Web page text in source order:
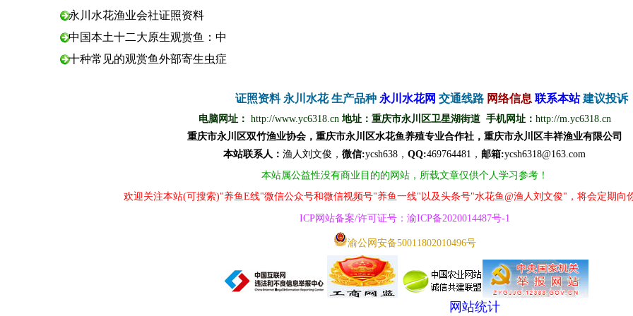
永川水花渔业会社证照资料
中国本土十二大原生观赏鱼：中
十种常见的观赏鱼外部寄生虫症
电脑网址： http://www.yc6318.cn 地址：重庆市永川区卫星湖街道 手机网址： http://m.yc6318.cn
重庆市永川区双竹渔业协会，重庆市永川区水花鱼养殖专业合作社，重庆市永川区丰祥渔业有限公司
本站联系人 ： 渔 人刘 文俊 ， 微信:ycsh638， QQ:469764481， 邮箱:ycsh6318@163.com
本站属公益性没有商业目的的网站，所载文章仅供个人学习参考！
欢迎关注本站(可搜索)"养鱼E线"微信公众号和微信视频号"养鱼一线"以及头条号"水花鱼@渔人刘文俊"，将会定期向
ICP网 站备案/许可证号： 渝ICP备2020014487号-1
渝公网安备50011802010496号
证照资料 永川水花 生产品种 永 川 水花网 交通线路 网络信息 联系本站 建议投诉
网站统计